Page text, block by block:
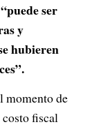
“puede ser
y
hubieren
momento de
costo fiscal